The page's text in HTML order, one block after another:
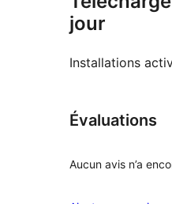
jour
Installations
Évaluations
Aucun avis n’a